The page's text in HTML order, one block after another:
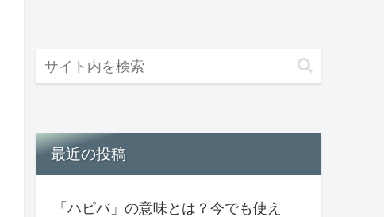
最近の投稿
「ハピバ」の意味とは？今でも使え